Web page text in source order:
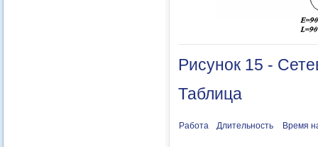
Рисунок 15 -
Таблица
Работа Длительность Время